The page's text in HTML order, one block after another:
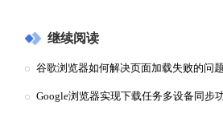
继续阅读
谷歌浏览器如何解决页面加载失败的问题
Google浏览器实现下载任务多设备同步